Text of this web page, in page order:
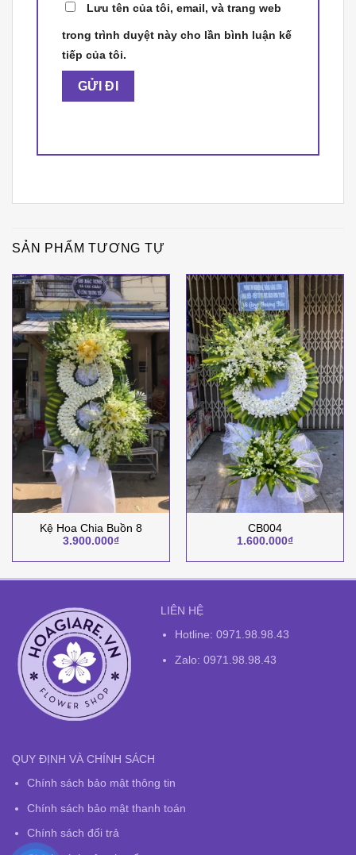
Lưu tên của tôi, email, và trang web
trong trình duyệt này cho lần bình luận kế
tiếp của tôi.
SẢN PHẨM TƯƠNG TỰ
Kệ Hoa Chia Buồn 8
3.900.000₫
CB004
1.600.000₫
LIÊN HỆ
Hotline:0971.98.98.43
Zalo: 0971.98.98.43
QUY ĐỊNH VÀ CHÍNH SÁCH
Chính sách bảo mật thông tin
Chính sách bảo mật thanh toán
Chính sách đổi trả